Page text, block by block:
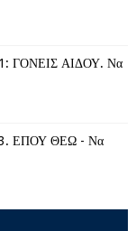
ΓΟΝΕΙΣ ΑΙΔΟΥ. Να
ΕΠΟΥ ΘΕΩ - Να